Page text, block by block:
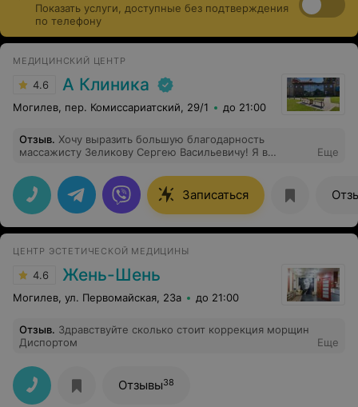
Показать услуги, доступные без подтверждения
по телефону
МЕДИЦИНСКИЙ ЦЕНТР
4.6 А Клиника
Могилев, пер. Комиссариатский, 29/1 до 21:00
Отзыв. Хочу выразить большую благодарность
массажисту Зеликову Сергею Васильевичу! Я в
Сергей Васильевич очень позитивный человек. После
его сеансов массажа выходила с улыбкой. Массажем я
очень довольна. Моё самочувствие сейчас отличное.
Боли ушли, движения стали свободнее. Очень
рекомендую данного специалиста. Мастер высшего
Еще
Записаться
ЦЕНТР ЭСТЕТИЧЕСКОЙ МЕДИЦИНЫ
4.6 Жень-Шень
Могилев, ул. Первомайская, 23а до 21:00
Отзыв. Здравствуйте сколько стоит коррекция морщин
Диспортом
Еще
Отзывы38